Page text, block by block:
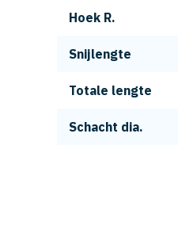
Hoek R.
Snijlengte
Totale lengte
Schacht dia.